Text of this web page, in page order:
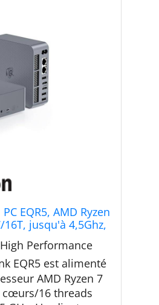
EQR5, AMD Ryzen
16T, jusqu'à 4,5Ghz,
32G DDR4 RAM
SSD, 4K Dual
HDMI/Dual Gigabit
WiFi6/BT5.2
High Performance
EQR5 est alimenté
AMD Ryzen 7
cœurs/16 threads